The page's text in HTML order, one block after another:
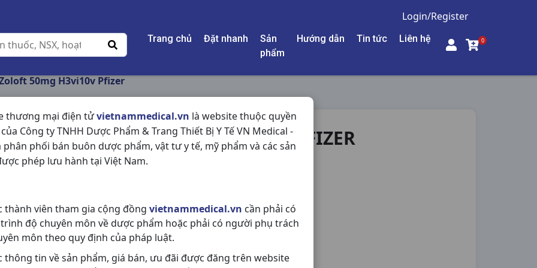
Login/Register
Trang chủ Đặt nhanh
Sản
phẩm
Hướng dẫn Tin tức Liên hệ 0
thương mại điện tửvietnammedical.vn là website thuộc quyền
Công ty TNHH Dược Phẩm & Trang Thiết Bị Y Tế VN Medical -
phân phối bán buôn dược phẩm, vật tư y tế, mỹ phẩm và các sản
phép lưu hành tại Việt Nam.
thành viên tham gia cộng đồng vietnammedical.vn cần phải có
độ chuyên môn về dược phẩm hoặc phải có người phụ trách
môn theo quy định của pháp luật.
thông tin về sản phẩm, giá bán, ưu đãi được đăng trên website
50mg H3vi10v Pfizer
ZOLOFT 50MG H3VI10V PFIZER
NSX:Pfizer
Chia sẻ qua mạng xã hội: